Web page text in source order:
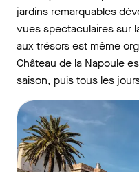
jardins remarquables
vues spectaculaires sur
aux trésors est même
Château de la Napoule
saison, puis tous les